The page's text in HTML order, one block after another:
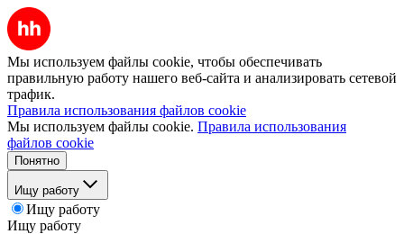
Мы используем файлы cookie, чтобы обеспечивать
правильную работу нашего веб-сайта и анализировать сетевой
трафик.
Правила использования файлов cookie
Мы используем файлы cookie. Правила использования
файлов cookie
Понятно
Ищу работу
Ищу работу
Ищу работу